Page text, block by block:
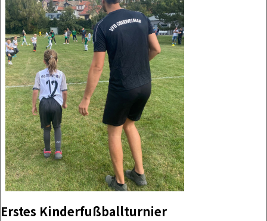
Erstes Kinderfußballturnier